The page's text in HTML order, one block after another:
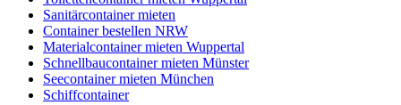
Sanitärcontainer mieten
Container bestellen NRW
Materialcontainer mieten Wuppertal
Schnellbaucontainer mieten Münster
Seecontainer mieten München
Schiffcontainer